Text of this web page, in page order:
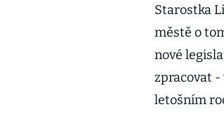
Starostka
městě o
nové
zpracovat -
letošním